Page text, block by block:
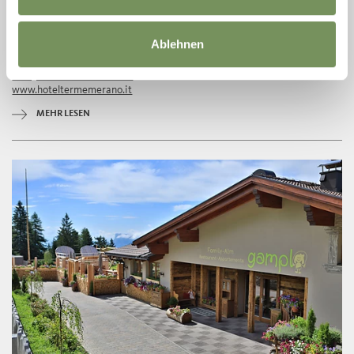
Ablehnen
PALM LOUNGE
www.hoteltermemerano.it
MEHR LESEN